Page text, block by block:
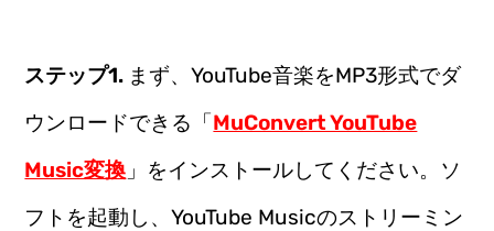
ステップ1. まず、YouTube音楽をMP3形式でダ
ウンロードできる「MuConvert YouTube
Music変換 」をインストールしてください。ソ
フトを起動し、YouTube Musicのストリーミン